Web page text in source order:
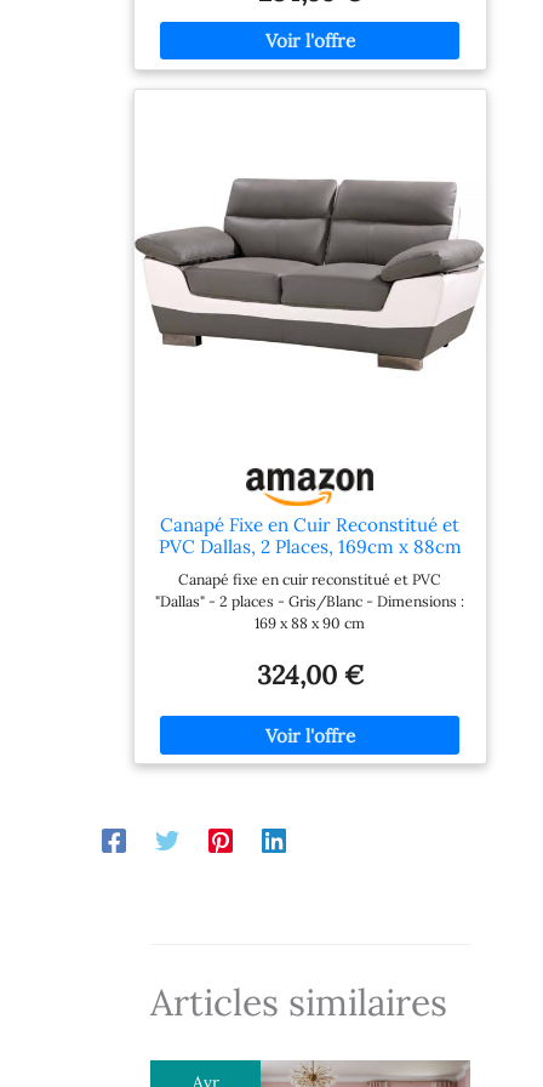
pour l'installer aussi bien à gauche qu'à droite
du canapé. [CONFORT OPTIMAL HAUTE
pour offrir un soutien optimal lors de
l'utilisation. [STRUCTURE SOLIDE ET
STABLE]: La structure de ce canapé est
conçue avec des matériaux robustes,
garantissant sa stabilité et sa solidité durant
un usage quotidien. Cette construction de
qualité contribue directement à la longévité
du produit. [TISSU CORDEROY DOUX ET
DURABLE]: Le revêtement en corderoys offre
deux colis distincts dont les délais de livraison
peuvent varier.
Canapé Fixe en Cuir Reconstitué et
PVC Dallas, 2 Places, 169cm x 88cm
x 90cm, Gris/Blanc
Canapé fixe en cuir reconstitué et PVC
"Dallas" - 2 places - Gris/Blanc - Dimensions :
169 x 88 x 90 cm
324,00 €
Articles similaires
Avr